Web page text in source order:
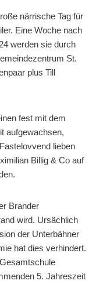
närrische Tag für
Eine Woche nach
werden sie durch
St.
plus Till
fest mit dem
aufgewachsen,
lieben
Billig & Co auf
Brander
wird. Ursächlich
der Unterbähner
hat dies verhindert.
5. Jahreszeit